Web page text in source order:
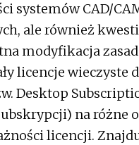
systemów CAD/
ale również
modyfikacja
licencje wieczyste
Desktop
na różne
licencji.